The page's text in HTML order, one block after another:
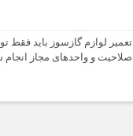
تعمیر لوازم گازسوز باید فقط
صلاحیت و واحدهای مجاز انجام